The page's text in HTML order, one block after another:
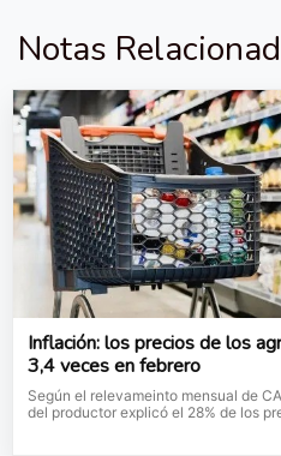
Notas
Inflación: los precios de los
3,4 veces en febrero
Según el relevameinto mensual de
del productor explicó el 28% de los